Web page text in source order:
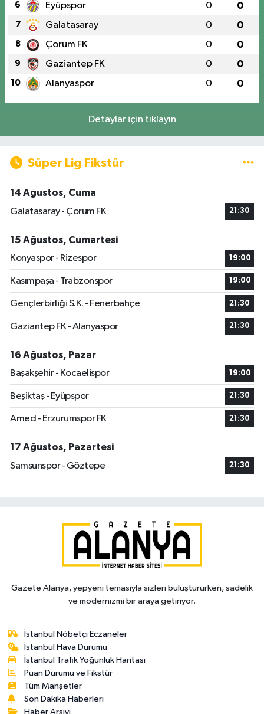
6 Eyüpspor 0 0
7 Galatasaray 0 0
8 Çorum FK 0 0
9 Gaziantep FK 0 0
10 Alanyaspor 0 0
Detaylar için tıklayın
Süper Lig Fikstür
14 Ağustos, Cuma
Galatasaray - Çorum FK
21:30
15 Ağustos, Cumartesi
Konyaspor - Rizespor
19:00
Kasımpaşa - Trabzonspor 19:00
Gençlerbirliği S.K. - Fenerbahçe 21:30
Gaziantep FK - Alanyaspor 21:30
16 Ağustos, Pazar
Başakşehir - Kocaelispor
19:00
Beşiktaş - Eyüpspor 21:30
Amed - Erzurumspor FK 21:30
17 Ağustos, Pazartesi
Samsunspor - Göztepe
21:30
Gazete Alanya, yepyeni temasıyla sizleri buluştururken, sadelik
ve modernizmi bir araya getiriyor.
İstanbul Nöbetçi Eczaneler
İstanbul Hava Durumu
İstanbul Trafik Yoğunluk Haritası
Puan Durumu ve Fikstür
Tüm Manşetler
Son Dakika Haberleri
Haber Arşivi